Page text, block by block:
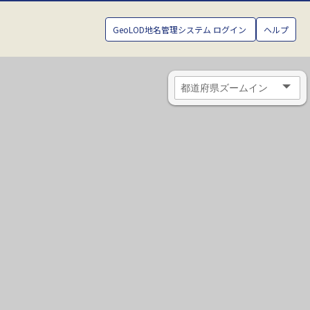
GeoLOD地名管理システム ログイン ヘルプ